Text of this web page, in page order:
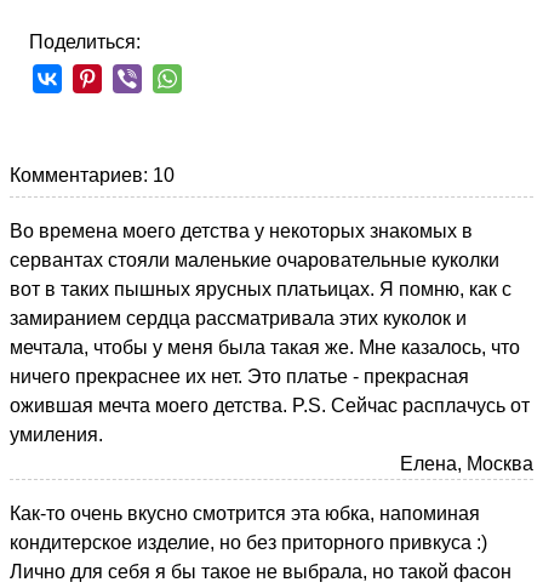
Поделиться:
Комментариев: 10
Во времена моего детства у некоторых знакомых в
сервантах стояли маленькие очаровательные куколки
вот в таких пышных ярусных платьицах. Я помню, как с
замиранием сердца рассматривала этих куколок и
мечтала, чтобы у меня была такая же. Мне казалось, что
ничего прекраснее их нет. Это платье - прекрасная
ожившая мечта моего детства. P.S. Сейчас расплачусь от
умиления.
Елена, Москва
Как-то очень вкусно смотрится эта юбка, напоминая
кондитерское изделие, но без приторного привкуса :)
Лично для себя я бы такое не выбрала, но такой фасон